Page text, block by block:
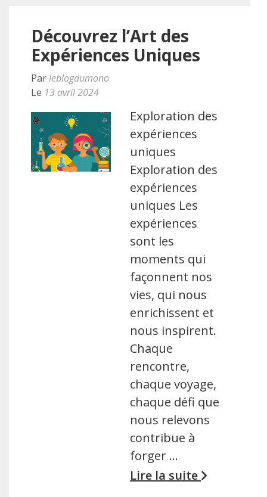
Découvrez l’Art des
Expériences Uniques
Parleblogdumono
Le 13 avril 2024
Exploration des
expériences
uniques
Exploration des
expériences
uniques Les
expériences
sont les
moments qui
façonnent nos
vies, qui nous
enrichissent et
nous inspirent.
Chaque
rencontre,
chaque voyage,
chaque défi que
nous relevons
contribue à
forger …
Lire la suite